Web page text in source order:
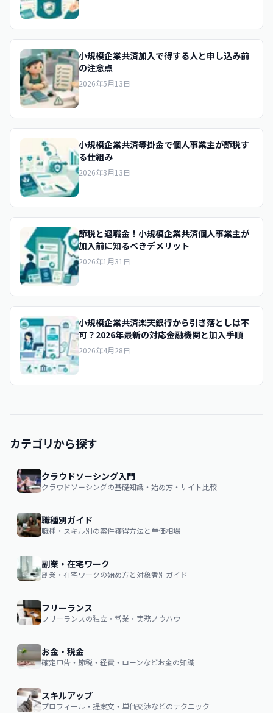
小規模企業共済加入で得する人と申し込み前
の注意点
2026年5月13日
小規模企業共済等掛金で個人事業主が節税す
る仕組み
2026年3月13日
節税と退職金！小規模企業共済個人事業主が
加入前に知るべきデメリット
2026年1月31日
小規模企業共済楽天銀行から引き落としは不
可？2026年最新の対応金融機関と加入手順
2026年4月28日
カテゴリから探す
クラウドソーシング入門
クラウドソーシングの基礎知識・始め方・サイト比較
職種別ガイド
職種・スキル別の案件獲得方法と単価相場
副業・在宅ワーク
副業・在宅ワークの始め方と対象者別ガイド
フリーランス
フリーランスの独立・営業・実務ノウハウ
お金・税金
確定申告・節税・経費・ローンなどお金の知識
スキルアップ
プロフィール・提案文・単価交渉などのテクニック